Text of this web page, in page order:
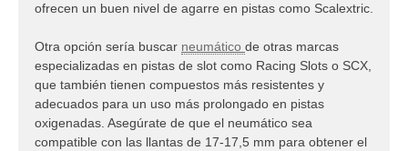
ofrecen un buen nivel de agarre en pistas como Scalextric.
Otra opción sería buscar neumático de otras marcas
especializadas en pistas de slot como Racing Slots o SCX,
que también tienen compuestos más resistentes y
adecuados para un uso más prolongado en pistas
oxigenadas. Asegúrate de que el neumático sea
compatible con las llantas de 17-17,5 mm para obtener el